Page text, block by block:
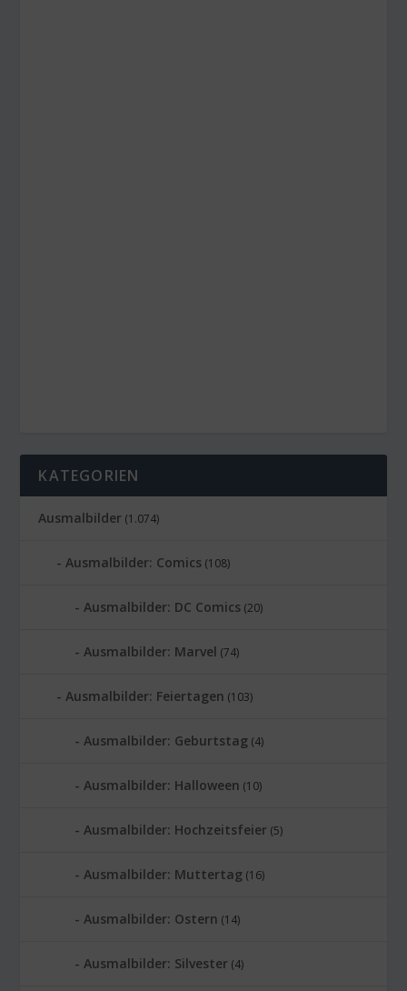
KATEGORIEN
Ausmalbilder (1.074)
Ausmalbilder: Comics (108)
Ausmalbilder: DC Comics (20)
Ausmalbilder: Marvel (74)
Ausmalbilder: Feiertagen (103)
Ausmalbilder: Geburtstag (4)
Ausmalbilder: Halloween (10)
Ausmalbilder: Hochzeitsfeier (5)
Ausmalbilder: Muttertag (16)
Ausmalbilder: Ostern (14)
Ausmalbilder: Silvester (4)